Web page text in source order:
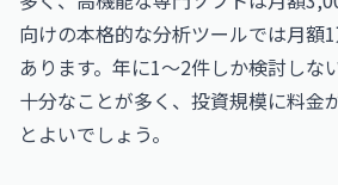
向けの本格的な分析ツールでは月額
あります。年に1〜2件しか検討しな
十分なことが多く、投資規模に料金
とよいでしょう。